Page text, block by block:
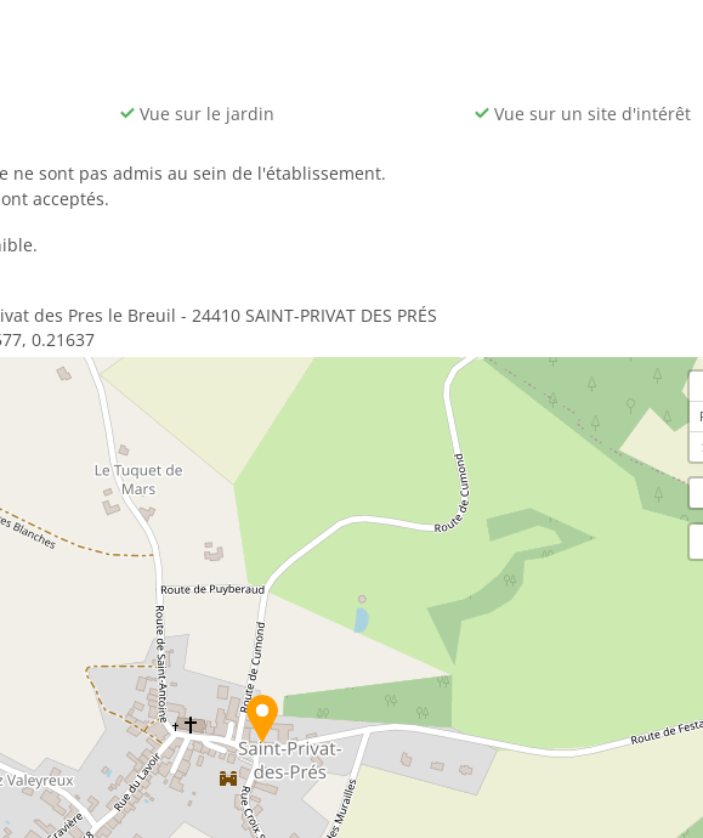
Vue sur le jardin Vue sur un site d'intérêt
ne sont pas admis au sein de l'établissement.
acceptés.
des Pres le Breuil - 24410 SAINT-PRIVAT DES PRÉS
0.21637